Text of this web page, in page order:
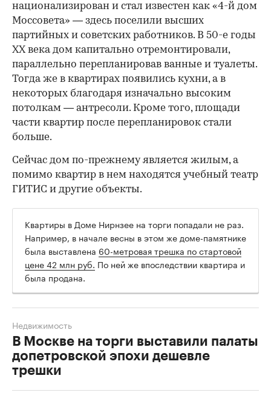
национализирован и стал известен как «4-й дом
Моссовета» — здесь поселили высших
партийных и советских работников. В 50-е годы
ХХ века дом капитально отремонтировали,
параллельно перепланировав ванные и туалеты.
Тогда же в квартирах появились кухни, а в
некоторых благодаря изначально высоким
потолкам — антресоли. Кроме того, площади
части квартир после перепланировок стали
больше.
Сейчас дом по-прежнему является жилым, а
помимо квартир в нем находятся учебный театр
ГИТИС и другие объекты.
Квартиры в Доме Нирнзее на торги попадали не раз.
Например, в начале весны в этом же доме-памятнике
была выставлена 60-метровая трешка по стартовой
цене 42 млн руб. По ней же впоследствии квартира и
была продана.
В Москве на торги выставили палаты
допетровской эпохи дешевле
трешки
Недвижимость